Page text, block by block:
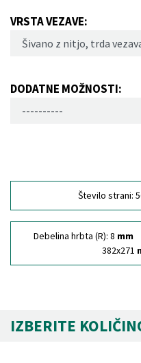
VRSTA VEZAVE:
DODATNE MOŽNOSTI:
Število strani:
Debelina hrbta (R): 8 mm
382x271
IZBERITE